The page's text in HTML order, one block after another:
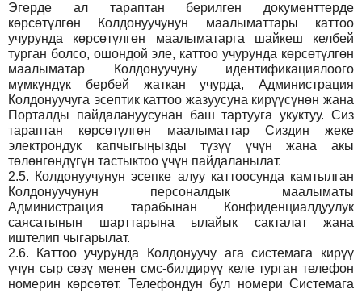
Эгерде ал тараптан берилген документтерде
көрсөтүлгөн Колдонуучунун маалыматтары каттоо
учурунда көрсөтүлгөн маалыматарга шайкеш келбей
турган болсо, ошондой эле, каттоо учурунда көрсөтүлгөн
маалыматар Колдонуучуну идентификациялоого
мүмкүндүк бербей жаткан учурда, Администрация
Колдонуучуга эсептик каттоо жазуусуна кирүүсүнөн жана
Порталды пайдалануусунан баш тартууга укуктуу. Сиз
тараптан көрсөтүлгөн маалыматтар Сиздин жеке
электрондук капчыгыңызды түзүү үчүн жана акы
төлөнгөндүгүн тастыктоо үчүн пайдаланылат.
2.5. Колдонуучунун эсепке алуу каттоосунда камтылган
Колдонуучунун персоналдык маалыматы
Администрация тарабынан Конфиденциалдуулук
саясатынын шарттарына ылайык сакталат жана
иштелип чыгарылат.
2.6.
Каттоо учурунда Колдонуучу ага системага кирүү
үчүн сыр сөзү менен смс-билдирүү келе турган телефон
номерин көрсөтөт. Телефондун бул номери Системага